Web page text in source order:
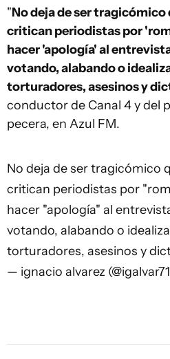
"No deja de ser tragicómico
critican periodistas por
hacer 'apología' al
votando, alabando o
torturadores, asesinos y
conductor de Canal 4 y del
pecera, en Azul FM.
No deja de ser tragicómico
critican periodistas por
hacer "apología" al
votando, alabando o
torturadores, asesinos y
— ignacio alvarez